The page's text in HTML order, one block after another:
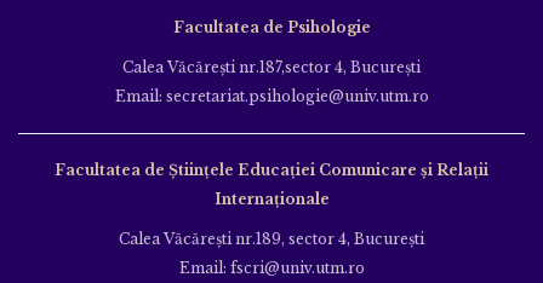
Facultatea de Psihologie
Calea Văcăreşti nr.187,sector 4, Bucureşti
Email: secretariat.psihologie@univ.utm.ro
Facultatea de Ştiinţele Educației Comunicare și Relații
Internaționale
Calea Văcăreşti nr.189, sector 4, Bucureşti
Email: fscri@univ.utm.ro